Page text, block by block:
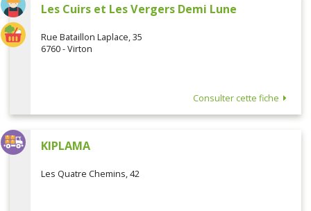
Les Cuirs et Les Vergers Demi Lune
Rue Bataillon Laplace, 35
6760 - Virton
Consulter cette fiche
KIPLAMA
Les Quatre Chemins, 42